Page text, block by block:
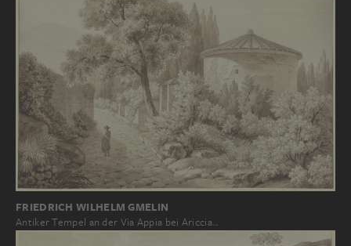
FRIEDRICH WILHELM GMELIN
Antiker Tempel an der Via Appia bei Ariccia…